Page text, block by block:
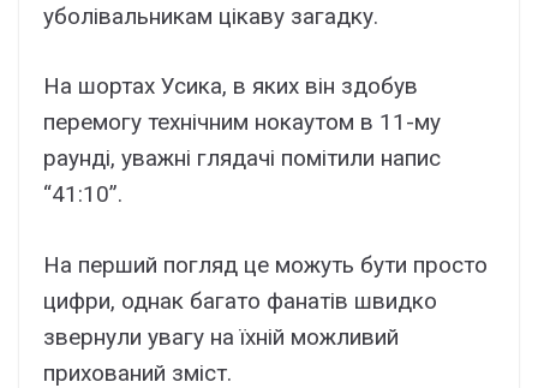
уболівальникам цікаву загадку.
На шортах Усика, в яких він здобув
перемогу технічним нокаутом в 11-му
раунді, уважні глядачі помітили напис
“41:10”.
На перший погляд це можуть бути просто
цифри, однак багато фанатів швидко
звернули увагу на їхній можливий
прихований зміст.